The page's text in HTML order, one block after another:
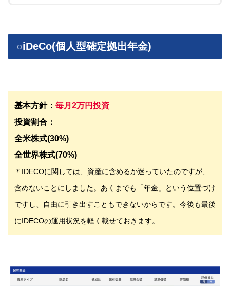
○iDeCo(個人型確定拠出年金)
基本方針： 毎月2万円投資
投資割合：
全米株式(30%)
全世界株式(70%)
＊IDECOに関しては、資産に含めるか迷っていたのですが、
含めないことにしました。あくまでも「年金」という位置づけ
ですし、自由に引き出すこともできないからです。今後も最後
にIDECOの運用状況を軽く載せておきます。